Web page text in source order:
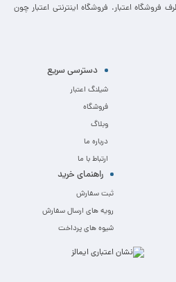
اعتبار. فروشگاه اینترنتی اعتبار چون
دسترسی سریع
شیلنگ اعتبار
فروشگاه
وبلاگ
درباره ما
ارتباط با ما
راهنمای خرید
ثبت سفارش
رویه های ارسال سفارش
شیوه های پرداخت